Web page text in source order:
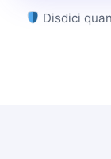
Disdici